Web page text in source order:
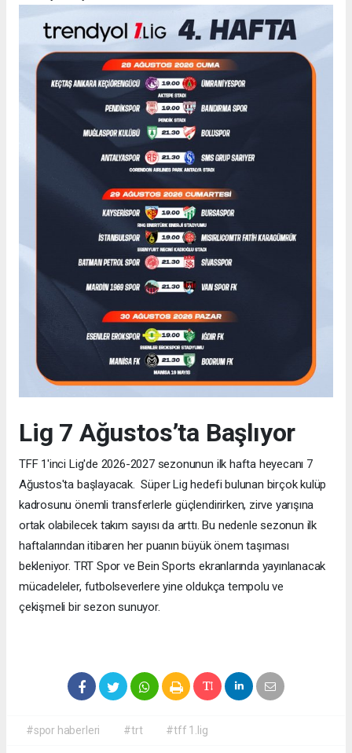
Lig 7 Ağustos’ta Başlıyor
TFF 1'inci Lig'de 2026-2027 sezonunun ilk hafta heyecanı 7
Ağustos'ta başlayacak. Süper Lig hedefi bulunan birçok kulüp
kadrosunu önemli transferlerle güçlendirirken, zirve yarışına
ortak olabilecek takım sayısı da arttı. Bu nedenle sezonun ilk
haftalarından itibaren her puanın büyük önem taşıması
bekleniyor. TRT Spor ve Bein Sports ekranlarında yayınlanacak
mücadeleler, futbolseverlere yine oldukça tempolu ve
çekişmeli bir sezon sunuyor.
#spor haberleri #trt #tff 1.lig